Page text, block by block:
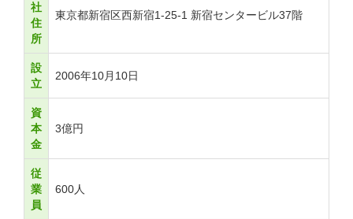
社
住
所
東京都新宿区西新宿1-25-1 新宿センタービル37階
設
立
2006年10月10日
資
本
金
3億円
従
業
員
600人